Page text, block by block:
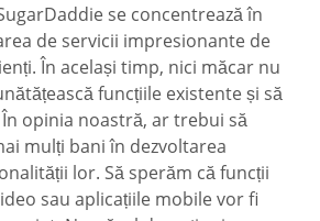
se concentrează în
de servicii impresionante de
În același timp, nici măcar nu
funcțiile existente și să
opinia noastră, ar trebui să
mulți bani în dezvoltarea
lor. Să sperăm că funcții
sau aplicațiile mobile vor fi